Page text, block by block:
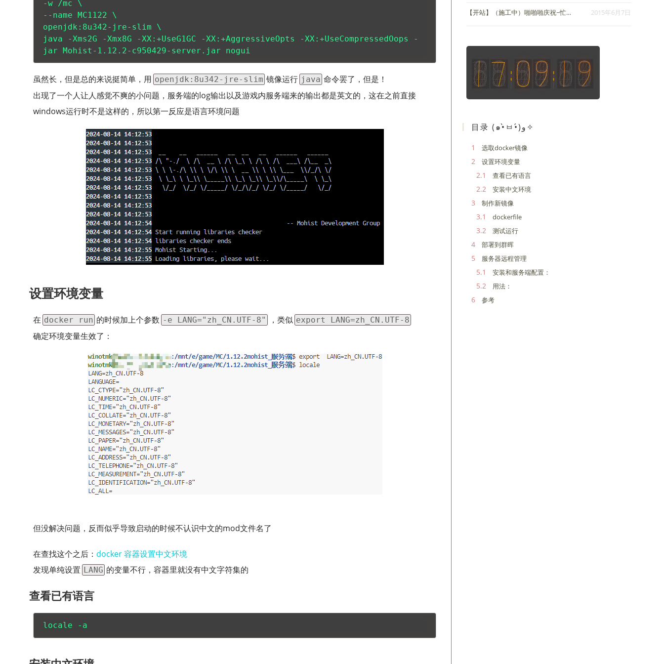
【开站】（施工中）啪啪啪庆祝~忙活一下午~貌似网站算是开起来了？ 2015年6月7日
目录 (๑•̀ㅂ•́)و✧
1 选取docker镜像
2 设置环境变量
2.1 查看已有语言
2.2 安装中文环境
3 制作新镜像
3.1 dockerfile
3.2 测试运行
4 部署到群晖
5 服务器远程管理
5.1 安装和服务端配置：
5.2 用法：
6 参考
-w /mc \
--name MC1122 \
openjdk:8u342-jre-slim \
java -Xms2G -Xmx8G -XX:+UseG1GC -XX:+AggressiveOpts -XX:+UseCompressedOops -
jar Mohist-1.12.2-c950429-server.jar nogui
虽然长，但是总的来说挺简单，用 openjdk:8u342-jre-slim 镜像运行 java 命令罢了，但是！
出现了一个人让人感觉不爽的小问题，服务端的log输出以及游戏内服务端来的输出都是英文的，这在之前直接
windows运行时不是这样的，所以第一反应是语言环境问题
设置环境变量
在 docker run 的时候加上个参数 -e LANG="zh_CN.UTF-8" ，类似 export LANG=zh_CN.UTF-8
确定环境变量生效了：
但没解决问题，反而似乎导致启动的时候不认识中文的mod文件名了
在查找这个之后： docker 容器设置中文环境
发现单纯设置 LANG 的变量不行，容器里就没有中文字符集的
查看已有语言
locale -a